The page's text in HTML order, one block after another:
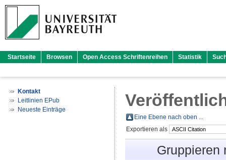
Startseite Browsen Open Access Schriftenreihen Statistik
Kontakt
Leitlinien EPub
Neueste Einträge
Eine Ebene nach oben ...
Exportieren als
Gruppieren